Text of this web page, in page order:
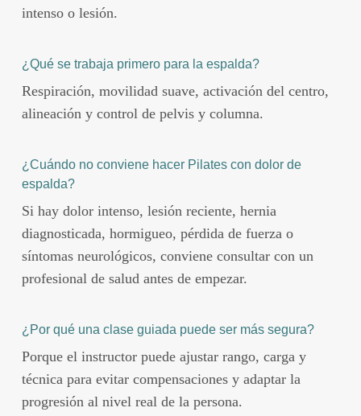
intenso o lesión.
¿Qué se trabaja primero para la espalda?
Respiración, movilidad suave, activación del centro,
alineación y control de pelvis y columna.
¿Cuándo no conviene hacer Pilates con dolor de
espalda?
Si hay dolor intenso, lesión reciente, hernia
diagnosticada, hormigueo, pérdida de fuerza o
síntomas neurológicos, conviene consultar con un
profesional de salud antes de empezar.
¿Por qué una clase guiada puede ser más segura?
Porque el instructor puede ajustar rango, carga y
técnica para evitar compensaciones y adaptar la
progresión al nivel real de la persona.